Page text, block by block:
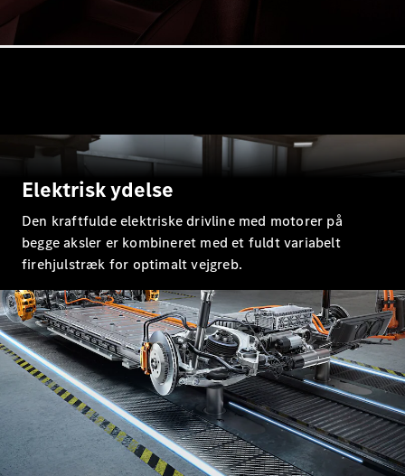
Maybach
Ny
Konfigurator
Mercedes-
Showroom
Stationcar
Alle
Stationcar
CLA
Shooting
Brake
Elektrisk
Elektrisk ydelse
Den kraftfulde elektriske drivline med motorer på
begge aksler er kombineret med et fuldt variabelt
firehjulstræk for optimalt vejgreb.